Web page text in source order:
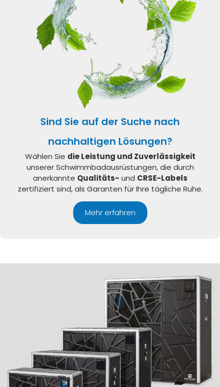
Sind Sie auf der Suche nach
nachhaltigen Lösungen?
Wählen Sie die Leistung und Zuverlässigkeit
unserer Schwimmbadausrüstungen, die durch
anerkannte Qualitäts- und CRSE-Labels
zertifiziert sind, als Garanten für Ihre tägliche Ruhe.
Mehr erfahren